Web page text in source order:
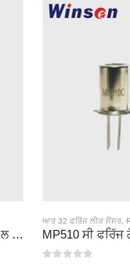
ZP211 ਫਰਿੱਜ ਗੈਸ ਦੀ ਖੋਜ ਮੋਡੀ module ਲ - ਫਰਿੱਜ ਲੀਕ ਦੀ ਪਛਾਣ ਲਈ ਉੱਚ-ਸੰਵੇਦਨਸ਼ੀਲਤਾ ਸੈਂਸਰ
ਆਰ 32 ਫਰਿੱਜ ਲੀਕ ਸੈਂਸਰ